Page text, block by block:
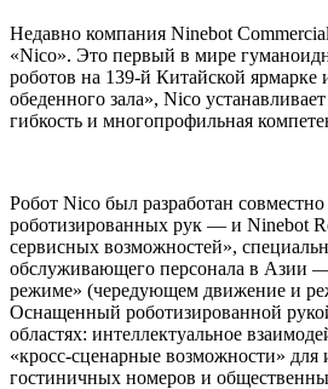
Недавно компания Ninebot
«Nico». Это первый в мире
роботов на 139-й Китайской
обеденного зала», Nico
гибкость и многопрофильная
Робот Nico был разработан
роботизированных рук — и Ninebot
сервисных возможностей»,
обслуживающего персонала в Азии
режиме» (чередующем движение и
Оснащенный роботизированной
областях: интеллектуальное
«кросс-сценарные возможности»
гостиничных номеров и